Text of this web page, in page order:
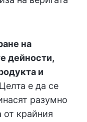
на
дейности,
и
е да се
разумно
от крайния